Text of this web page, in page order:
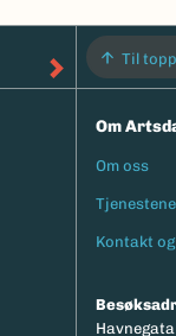
Til
Om
Om oss
Kontakt